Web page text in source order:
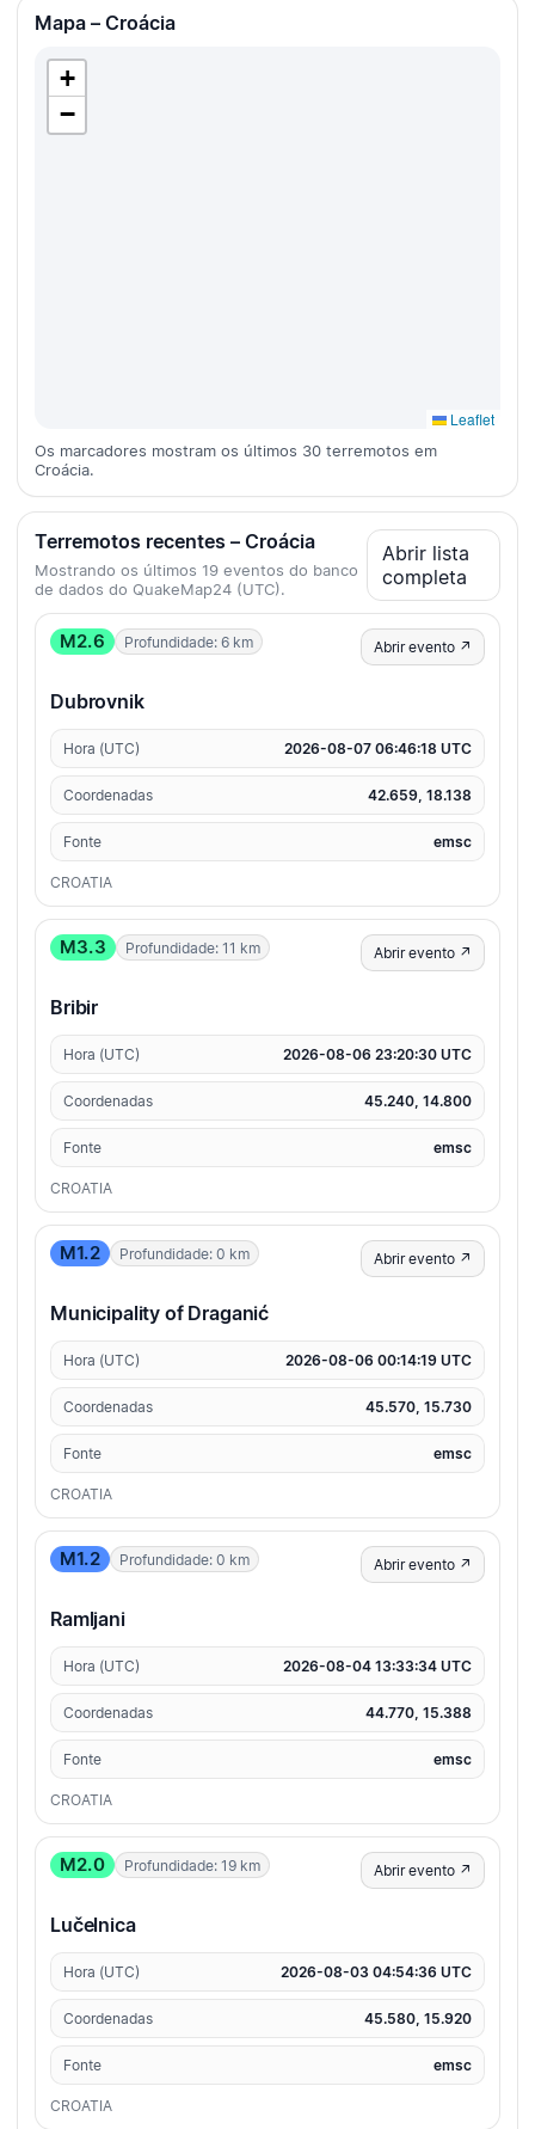
Mapa – Croácia
+
−
Leaflet
Os marcadores mostram os últimos 30 terremotos em
Croácia.
Terremotos recentes – Croácia
Mostrando os últimos 19 eventos do banco
de dados do QuakeMap24 (UTC).
Abrir lista
completa
M2.6 Profundidade: 6 km Abrir evento ↗
Dubrovnik
Hora (UTC) 2026-08-07 06:46:18 UTC
Coordenadas 42.659, 18.138
Fonte emsc
CROATIA
M3.3 Profundidade: 11 km Abrir evento ↗
Bribir
Hora (UTC) 2026-08-06 23:20:30 UTC
Coordenadas 45.240, 14.800
Fonte emsc
CROATIA
M1.2 Profundidade: 0 km Abrir evento ↗
Municipality of Draganić
Hora (UTC) 2026-08-06 00:14:19 UTC
Coordenadas 45.570, 15.730
Fonte emsc
CROATIA
M1.2 Profundidade: 0 km Abrir evento ↗
Ramljani
Hora (UTC) 2026-08-04 13:33:34 UTC
Coordenadas 44.770, 15.388
Fonte emsc
CROATIA
M2.0 Profundidade: 19 km Abrir evento ↗
Lučelnica
Hora (UTC) 2026-08-03 04:54:36 UTC
Coordenadas 45.580, 15.920
Fonte emsc
CROATIA